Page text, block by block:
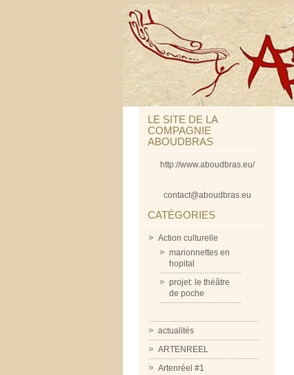
LE SITE DE LA
COMPAGNIE
ABOUDBRAS
http://www.aboudbras.eu/
contact@aboudbras.eu
CATÉGORIES
Action culturelle
marionnettes en
hopital
projet: le théâtre
de poche
actualités
ARTENREEL
Artenréel #1